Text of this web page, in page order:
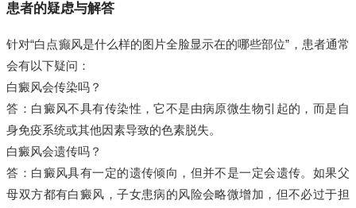
患者的疑虑与解答
针对“白点癫风是什么样的图片全脸显示在的哪些部位”，患者通常
会有以下疑问：
白癜风会传染吗？
答：白癜风不具有传染性，它不是由病原微生物引起的，而是自
身免疫系统或其他因素导致的色素脱失。
白癜风会遗传吗？
答：白癜风具有一定的遗传倾向，但并不是一定会遗传。如果父
母双方都有白癜风，子女患病的风险会略微增加，但不必过于担